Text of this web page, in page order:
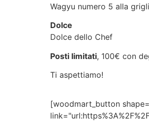
Wagyu numero 5 alla
Dolce
Dolce dello Chef
Posti limitati, 100€ con
Ti aspettiamo!
[woodmart_button